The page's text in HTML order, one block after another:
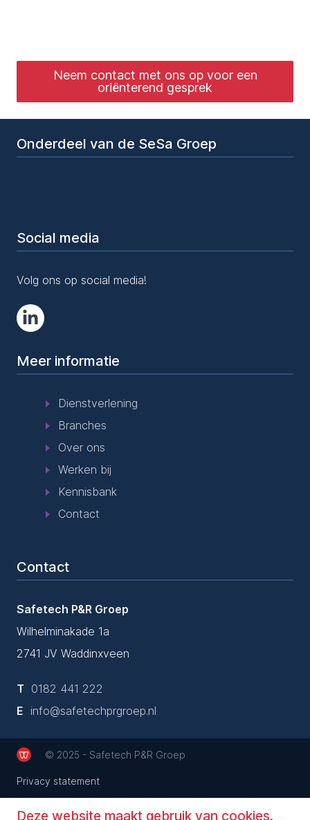
Neem contact met ons op voor een
oriënterend gesprek
Onderdeel van de SeSa Groep
Social media
Volg ons op social media!
Meer informatie
Dienstverlening
Branches
Over ons
Werken bij
Kennisbank
Contact
Contact
Safetech P&R Groep
Wilhelminakade 1a
2741 JV Waddinxveen
T 0182 441 222
E info@safetechprgroep.nl
© 2025 - Safetech P&R Groep
Privacy statement
Deze website maakt gebruik van cookies.